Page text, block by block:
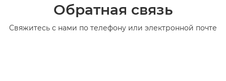
Обратная связь
Свяжитесь с нами по телефону или электронной почте